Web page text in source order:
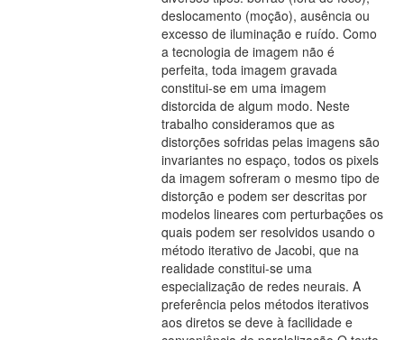
deslocamento (moção), ausência ou
excesso de iluminação e ruído. Como
a tecnologia de imagem não é
perfeita, toda imagem gravada
constitui-se em uma imagem
distorcida de algum modo. Neste
trabalho consideramos que as
distorções sofridas pelas imagens são
invariantes no espaço, todos os pixels
da imagem sofreram o mesmo tipo de
distorção e podem ser descritas por
modelos lineares com perturbações os
quais podem ser resolvidos usando o
método iterativo de Jacobi, que na
realidade constitui-se uma
especialização de redes neurais. A
preferência pelos métodos iterativos
aos diretos se deve à facilidade e